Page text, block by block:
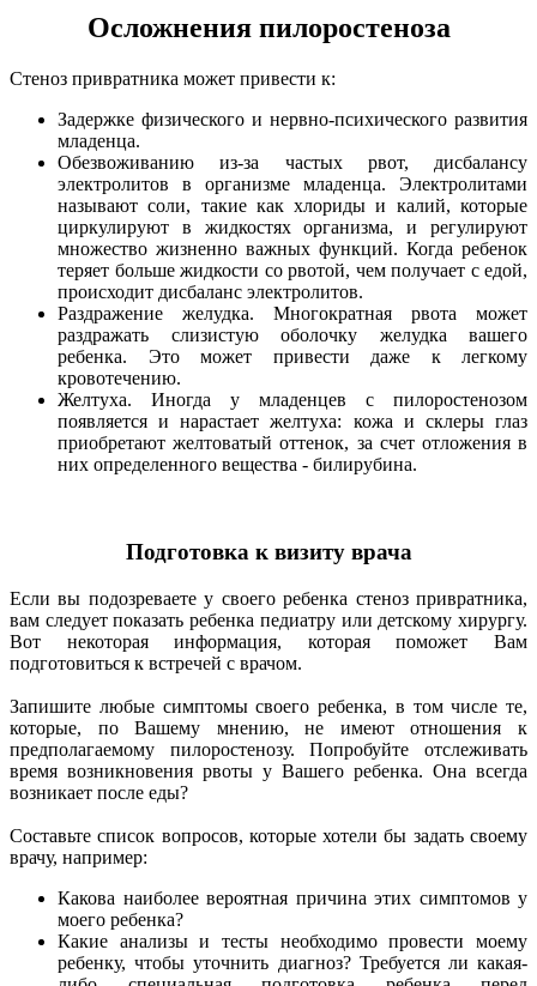
Осложнения пилоростеноза
Стеноз привратника может привести к:
Задержке физического и нервно-психического развития
младенца.
Обезвоживанию из-за частых рвот, дисбалансу
электролитов в организме младенца. Электролитами
называют соли, такие как хлориды и калий, которые
циркулируют в жидкостях организма, и регулируют
множество жизненно важных функций. Когда ребенок
теряет больше жидкости со рвотой, чем получает с едой,
происходит дисбаланс электролитов.
Раздражение желудка. Многократная рвота может
раздражать слизистую оболочку желудка вашего
ребенка. Это может привести даже к легкому
кровотечению.
Желтуха. Иногда у младенцев с пилоростенозом
появляется и нарастает желтуха: кожа и склеры глаз
приобретают желтоватый оттенок, за счет отложения в
них определенного вещества - билирубина.
Подготовка к визиту врача
Если вы подозреваете у своего ребенка стеноз привратника,
вам следует показать ребенка педиатру или детскому хирургу.
Вот некоторая информация, которая поможет Вам
подготовиться к встречей с врачом.
Запишите любые симптомы своего ребенка, в том числе те,
которые, по Вашему мнению, не имеют отношения к
предполагаемому пилоростенозу. Попробуйте отслеживать
время возникновения рвоты у Вашего ребенка. Она всегда
возникает после еды?
Составьте список вопросов, которые хотели бы задать своему
врачу, например:
Какова наиболее вероятная причина этих симптомов у
моего ребенка?
Какие анализы и тесты необходимо провести моему
ребенку, чтобы уточнить диагноз? Требуется ли какая-